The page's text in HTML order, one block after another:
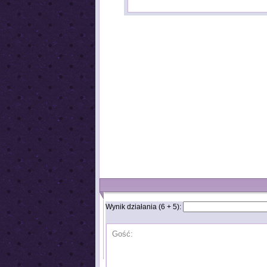
Wynik działania (6 + 5):
Gość: